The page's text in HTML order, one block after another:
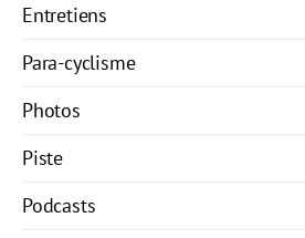
Entretiens
Para-cyclisme
Photos
Piste
Podcasts